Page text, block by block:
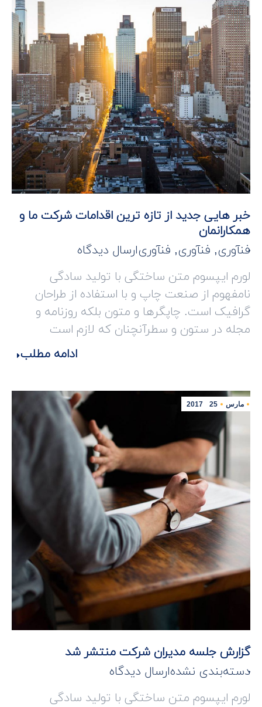
خبر هایی جدید از تازه ترین اقدامات شرکت ما و
همکارانمان
فنآوری, فنآوری, فنآوریارسال دیدگاه
لورم ایپسوم متن ساختگی با تولید سادگی
نامفهوم از صنعت چاپ و با استفاده از طراحان
گرافیک است. چاپگرها و متون بلکه روزنامه و
مجله در ستون و سطرآنچنان که لازم است
ادامه مطلب
مارس 25
2017
گزارش جلسه مدیران شرکت منتشر شد
دسته‌بندی نشدهارسال دیدگاه
لورم ایپسوم متن ساختگی با تولید سادگی